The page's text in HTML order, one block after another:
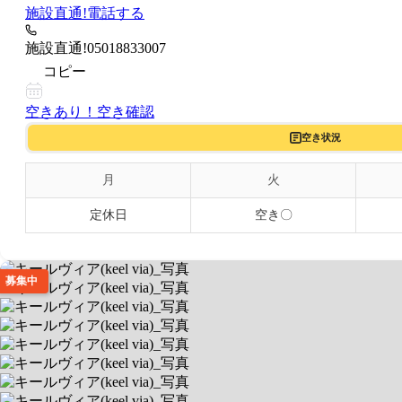
施設直通!電話する
施設直通!05018833007
コピー
空きあり！ 空き確認
空き状況
月 火
定休日 空き〇
募集中